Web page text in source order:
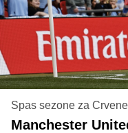
Spas sezone za
Manchester